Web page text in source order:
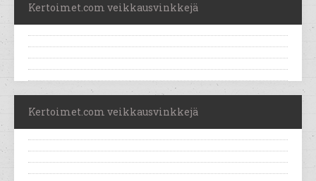
Kertoimet.com veikkausvinkkejä
Kertoimet.com veikkausvinkkejä